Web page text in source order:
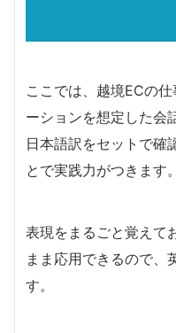
ここでは、越境ECの
ーションを想定した会
日本語訳をセットで確
とで実践力がつきます。
表現をまるごと覚えて
まま応用できるので、
す。